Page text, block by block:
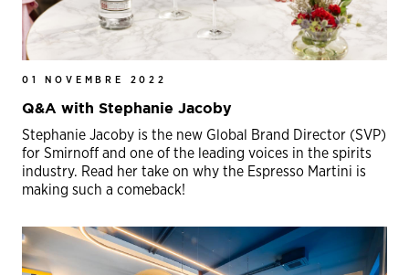
01 NOVEMBRE 2022
Q&A with Stephanie Jacoby
Stephanie Jacoby is the new Global Brand Director (SVP)
for Smirnoff and one of the leading voices in the spirits
industry. Read her take on why the Espresso Martini is
making such a comeback!